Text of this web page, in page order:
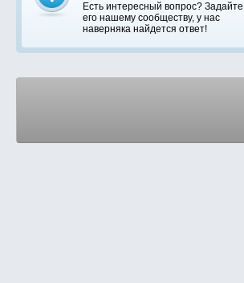
Есть интересный вопрос? Задайте
его нашему сообществу, у нас
наверняка найдется ответ!